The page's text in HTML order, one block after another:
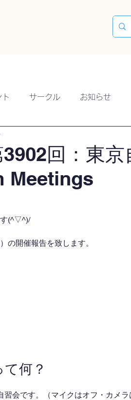
ト サークル お知らせ
3902回：東
Meetings
す(^▽^)/
の開催報告を致します。
何？
会です。（マイクはオフ・カメ